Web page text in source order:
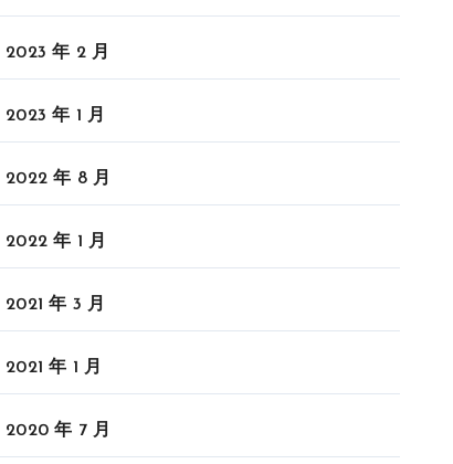
2023 年 2 月
2023 年 1 月
2022 年 8 月
2022 年 1 月
2021 年 3 月
2021 年 1 月
2020 年 7 月